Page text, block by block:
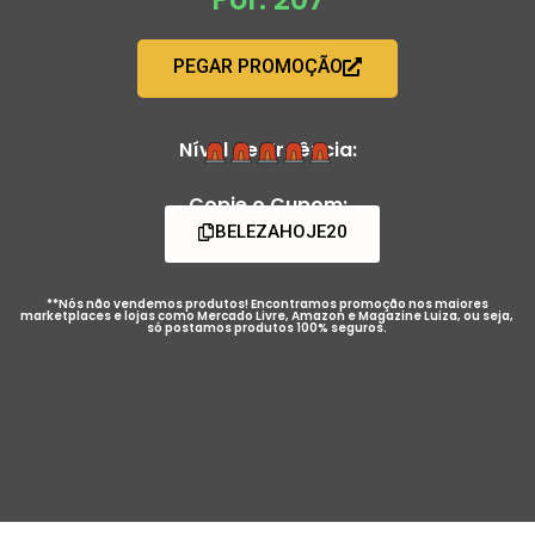
PEGAR PROMOÇÃO
Nível de Urgência:
Copie o Cupom:
BELEZAHOJE20
**Nós não vendemos produtos! Encontramos promoção nos maiores
marketplaces e lojas como Mercado Livre, Amazon e Magazine Luiza, ou seja,
só postamos produtos 100% seguros.